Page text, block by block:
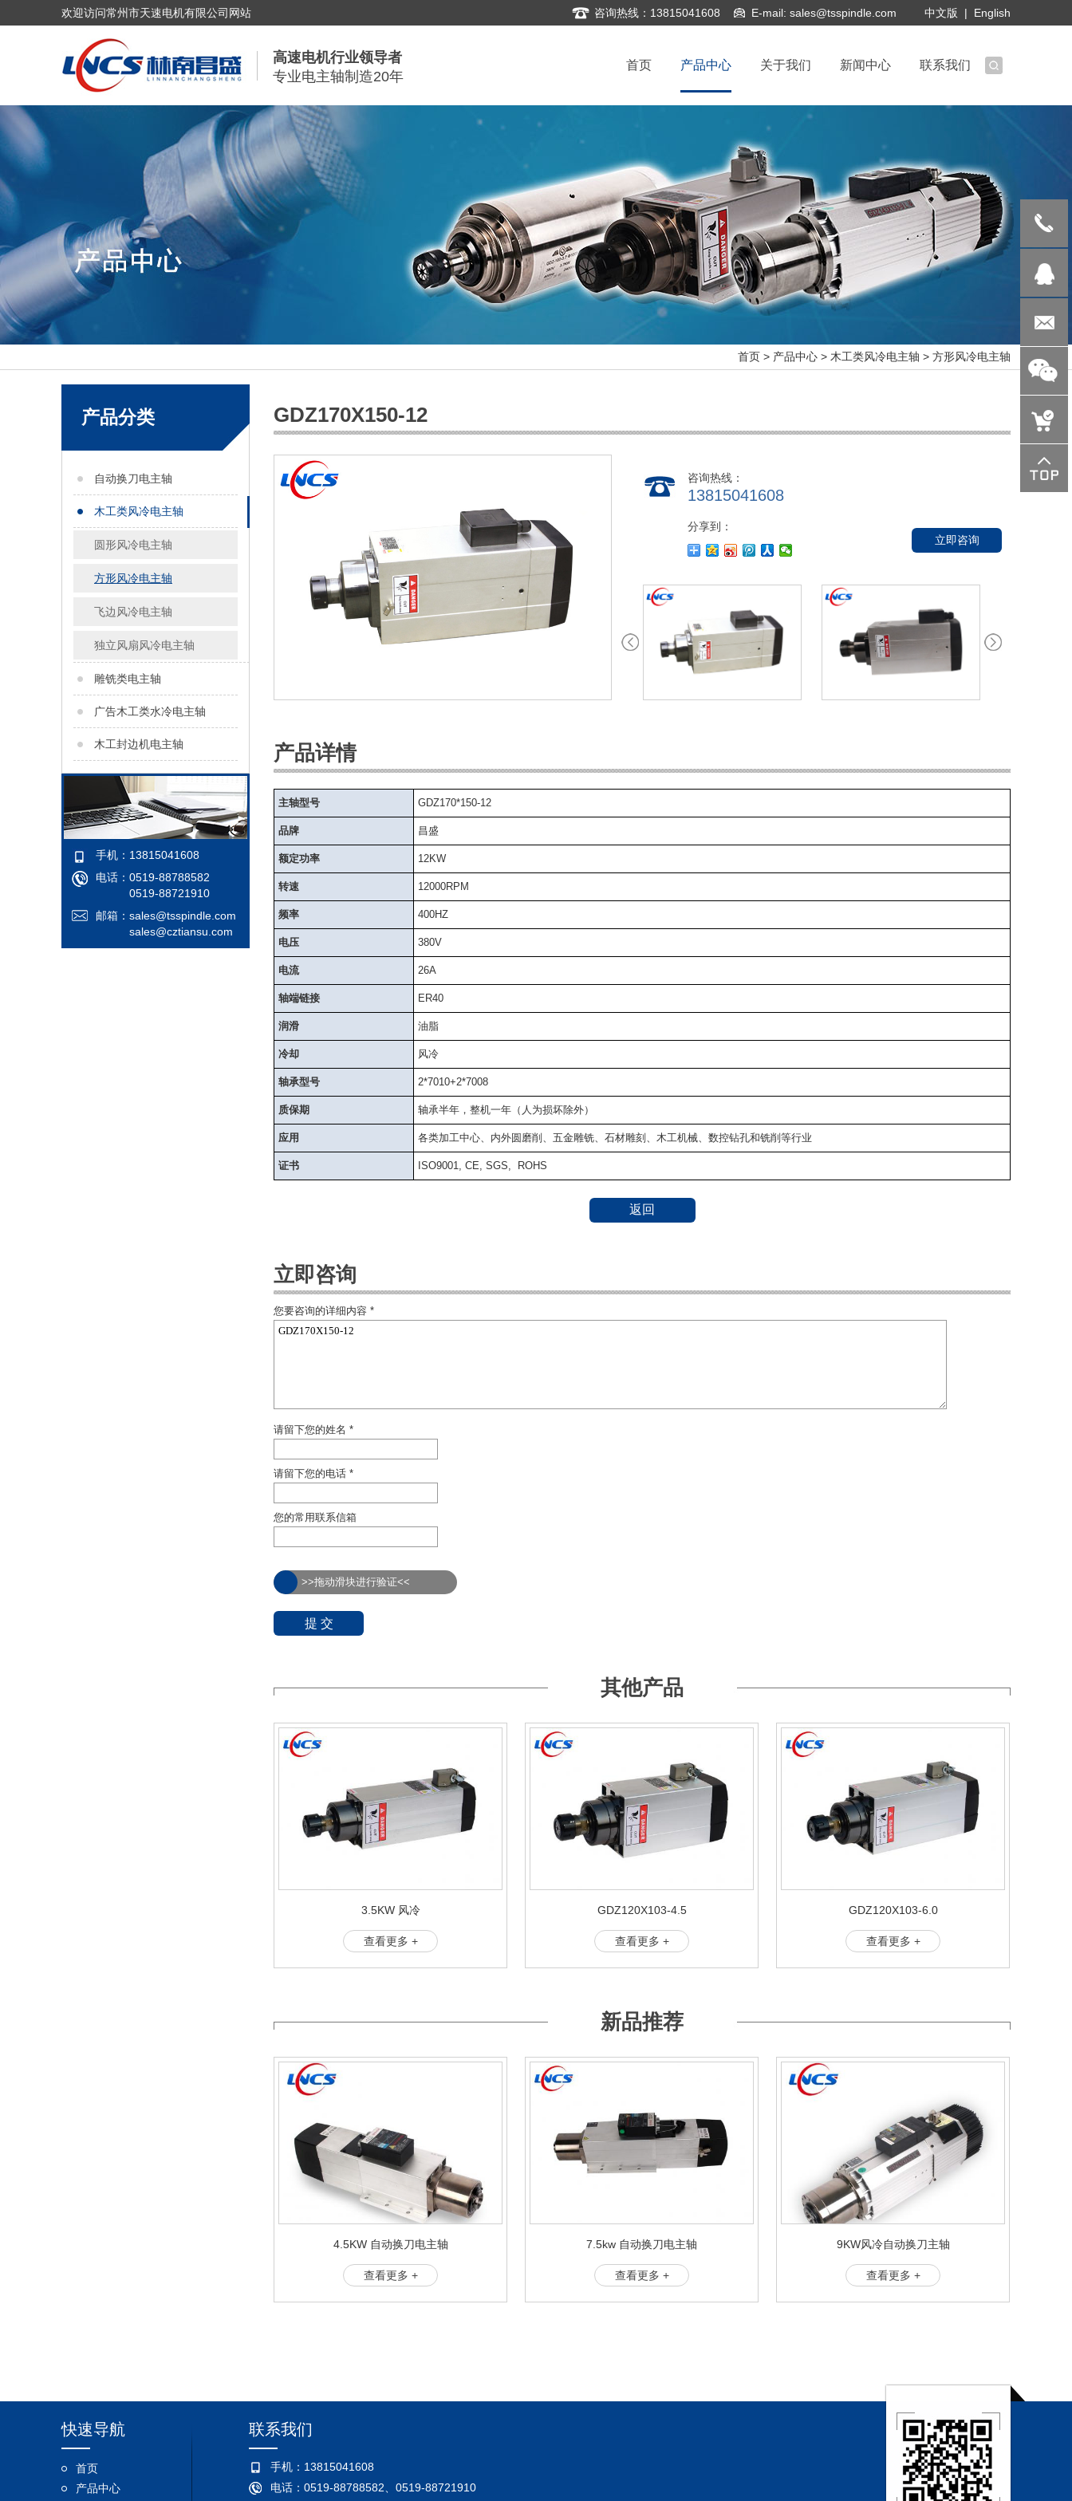
欢迎访问常州市天速电机有限公司网站 中文版 | English
E-mail: sales@tsspindle.com
咨询热线：13815041608
高速电机行业领导者
专业电主轴制造20年
首页 产品中心 关于我们 新闻中心 联系我们
首页 > 产品中心 > 木工类风冷电主轴 > 方形风冷电主轴
产品分类
自动换刀电主轴
木工类风冷电主轴
圆形风冷电主轴
方形风冷电主轴
飞边风冷电主轴
独立风扇风冷电主轴
雕铣类电主轴
广告木工类水冷电主轴
木工封边机电主轴
手机：13815041608
电话：0519-88788582
0519-88721910
邮箱： sales@tsspindle.com
sales@cztiansu.com
GDZ170X150-12
咨询热线：
13815041608
分享到：
立即咨询
产品详情
主轴型号 GDZ170*150-12
品牌 昌盛
额定功率 12KW
转速 12000RPM
频率 400HZ
电压 380V
电流 26A
轴端链接 ER40
润滑 油脂
冷却 风冷
轴承型号 2*7010+2*7008
质保期 轴承半年，整机一年（人为损坏除外）
应用 各类加工中心、内外圆磨削、五金雕铣、石材雕刻、木工机械、数控钻孔和铣削等行业
证书 ISO9001, CE, SGS, ROHS
返回
立即咨询
您要咨询的详细内容 *
请留下您的姓名 *
请留下您的电话 *
您的常用联系信箱
>>拖动滑块进行验证<<
其他产品
3.5KW 风冷
查看更多 +
GDZ120X103-4.5
查看更多 +
GDZ120X103-6.0
查看更多 +
新品推荐
4.5KW 自动换刀电主轴
查看更多 +
7.5kw 自动换刀电主轴
查看更多 +
9KW风冷自动换刀主轴
查看更多 +
快速导航
首页
产品中心
联系我们
手机：13815041608
电话：0519-88788582、0519-88721910
508855317